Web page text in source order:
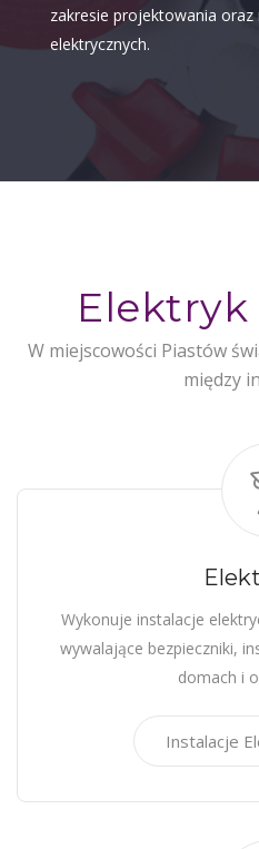
zakresie projektowania oraz
elektrycznych.
Elektryk
W miejscowości Piastów
między
Wykonuje instalacje
wywalające bezpieczniki,
domach i
Instalacje